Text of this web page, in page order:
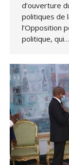
d’ouverture
politiques de
l’Opposition
politique, qui…